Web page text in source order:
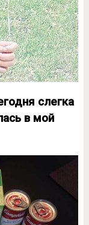
слегка
в мой